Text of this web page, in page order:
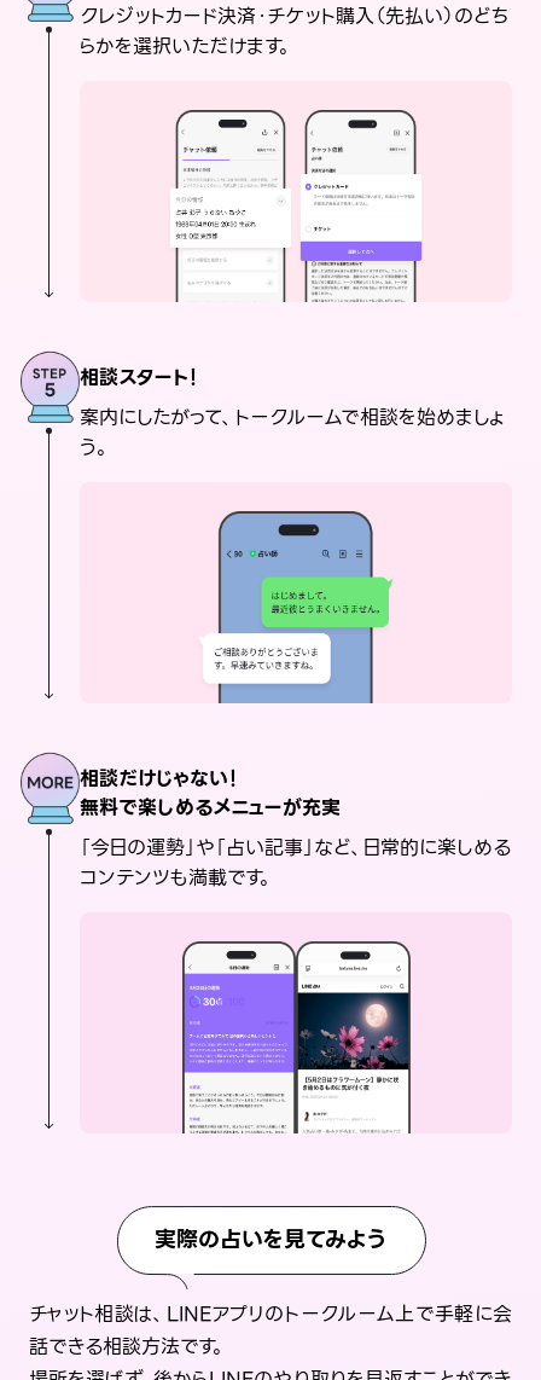
クレジットカード決済・チケット購入（先払い）のどち
らかを選択いただけます。
相談スタート！
案内にしたがって、トークルームで相談を始めましょ
う。
相談だけじゃない！
無料で楽しめるメニューが充実
「今日の運勢」や「占い記事」など、日常的に楽しめる
コンテンツも満載です。
実際の占いを見てみよう
チャット相談は、LINEアプリのトークルーム上で手軽に会
話できる相談方法です。